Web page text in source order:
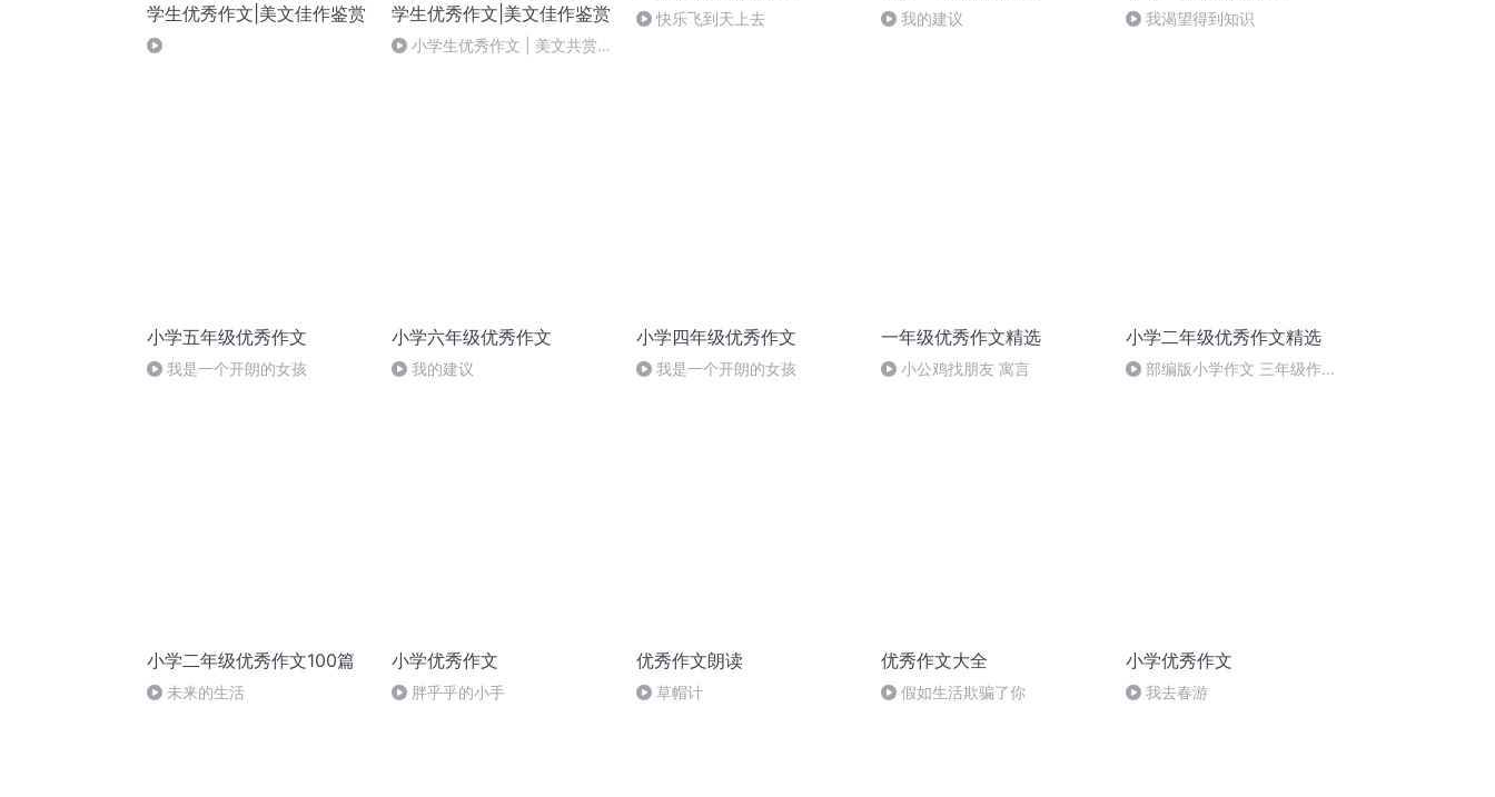
学生优秀作文|美文佳作鉴赏
学生优秀作文|美文佳作鉴赏
小学生优秀作文 | 美文共赏 |
快乐飞到天上去 我的建议 我渴望得到知识
小学五年级优秀作文
我是一个开朗的女孩
小学六年级优秀作文
我的建议
小学四年级优秀作文
我是一个开朗的女孩
一年级优秀作文精选
小公鸡找朋友 寓言
小学二年级优秀作文精选
部编版小学作文 三年级作文
小学二年级优秀作文100篇
未来的生活
小学优秀作文
胖乎乎的小手
优秀作文朗读
草帽计
优秀作文大全
假如生活欺骗了你
小学优秀作文
我去春游